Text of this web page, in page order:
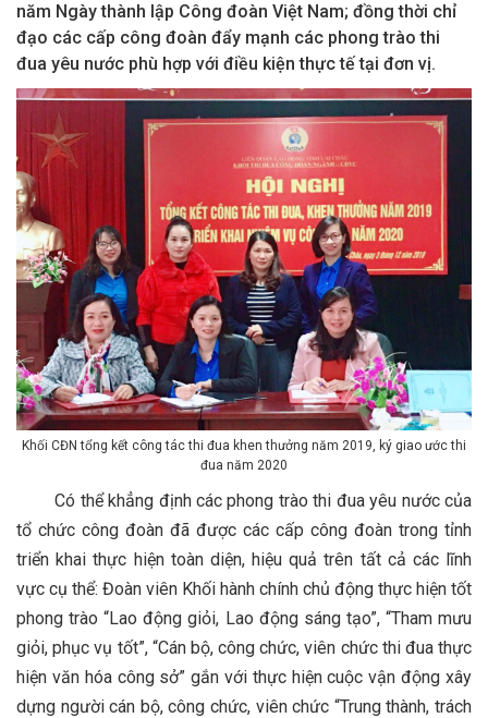
năm Ngày thành lập Công đoàn Việt Nam; đồng thời chỉ
đạo các cấp công đoàn đẩy mạnh các phong trào thi
đua yêu nước phù hợp với điều kiện thực tế tại đơn vị.
Khối CĐN tổng kết công tác thi đua khen thưởng năm 2019, ký giao ước thi
đua năm 2020
Có thể khẳng định các phong trào thi đua yêu nước của
tổ chức công đoàn đã được các cấp công đoàn trong tỉnh
triển khai thực hiện toàn diện, hiệu quả trên tất cả các lĩnh
vực cụ thể: Đoàn viên Khối hành chính chủ động thực hiện tốt
phong trào “Lao động giỏi, Lao động sáng tạo”, “Tham mưu
giỏi, phục vụ tốt”, “Cán bộ, công chức, viên chức thi đua thực
hiện văn hóa công sở” gắn với thực hiện cuộc vận động xây
dựng người cán bộ, công chức, viên chức “Trung thành, trách